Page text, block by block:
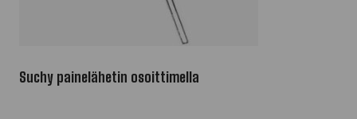
Suchy painelähetin osoittimella